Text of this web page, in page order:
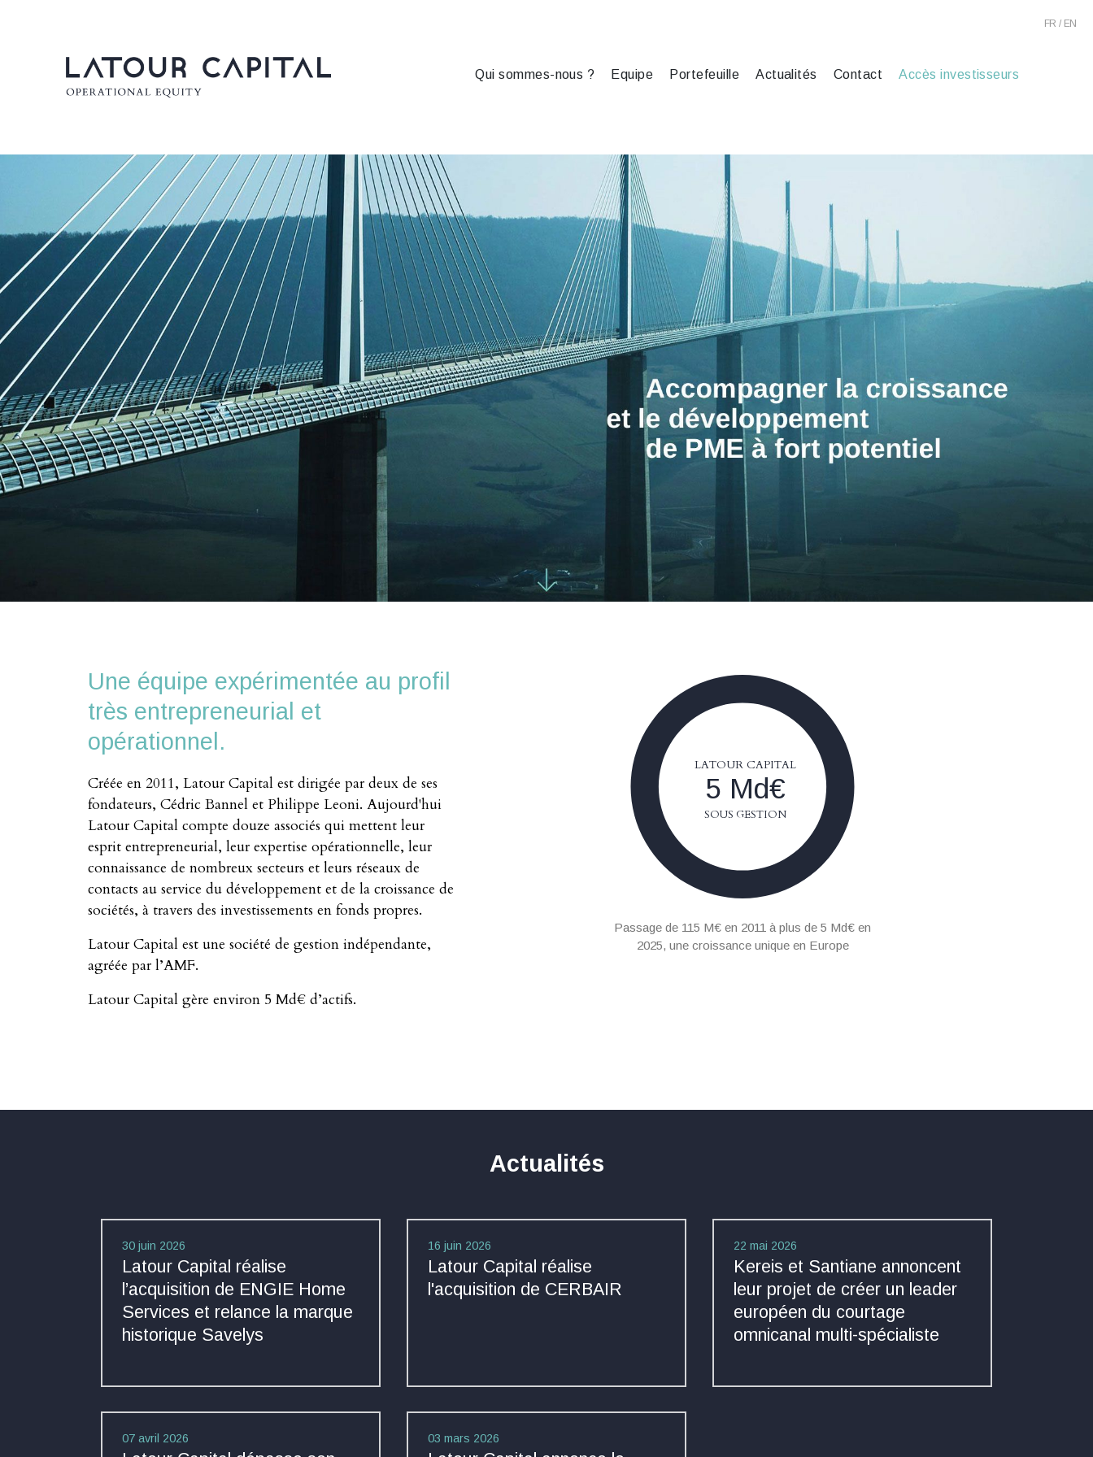
Qui sommes-nous ? Equipe Portefeuille Actualités Contact Accès investisseurs
FR EN
Une équipe expérimentée au profil
très entrepreneurial et
opérationnel.
Créée en 2011, Latour Capital est dirigée par deux de ses
fondateurs, Cédric Bannel et Philippe Leoni. Aujourd'hui
Latour Capital compte douze associés qui mettent leur
esprit entrepreneurial, leur expertise opérationnelle, leur
connaissance de nombreux secteurs et leurs réseaux de
contacts au service du développement et de la croissance de
sociétés, à travers des investissements en fonds propres.
Latour Capital est une société de gestion indépendante,
agréée par l’AMF.
Latour Capital gère environ 5 Md€ d’actifs.
LATOUR CAPITAL
5 Md€
SOUS GESTION
Passage de 115 M€ en 2011 à plus de 5 Md€ en
2025, une croissance unique en Europe
Actualités
30 juin 2026
Latour Capital réalise
l’acquisition de ENGIE Home
Services et relance la marque
historique Savelys
16 juin 2026
Latour Capital réalise
l'acquisition de CERBAIR
22 mai 2026
Kereis et Santiane annoncent
leur projet de créer un leader
européen du courtage
omnicanal multi-spécialiste
07 avril 2026 03 mars 2026